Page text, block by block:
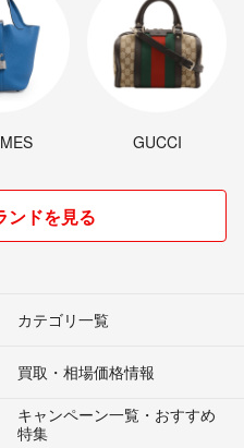
GUCCI
ンドを見る
カテゴリ一覧
買取・相場価格情報
キャンペーン一覧・おすすめ
特集